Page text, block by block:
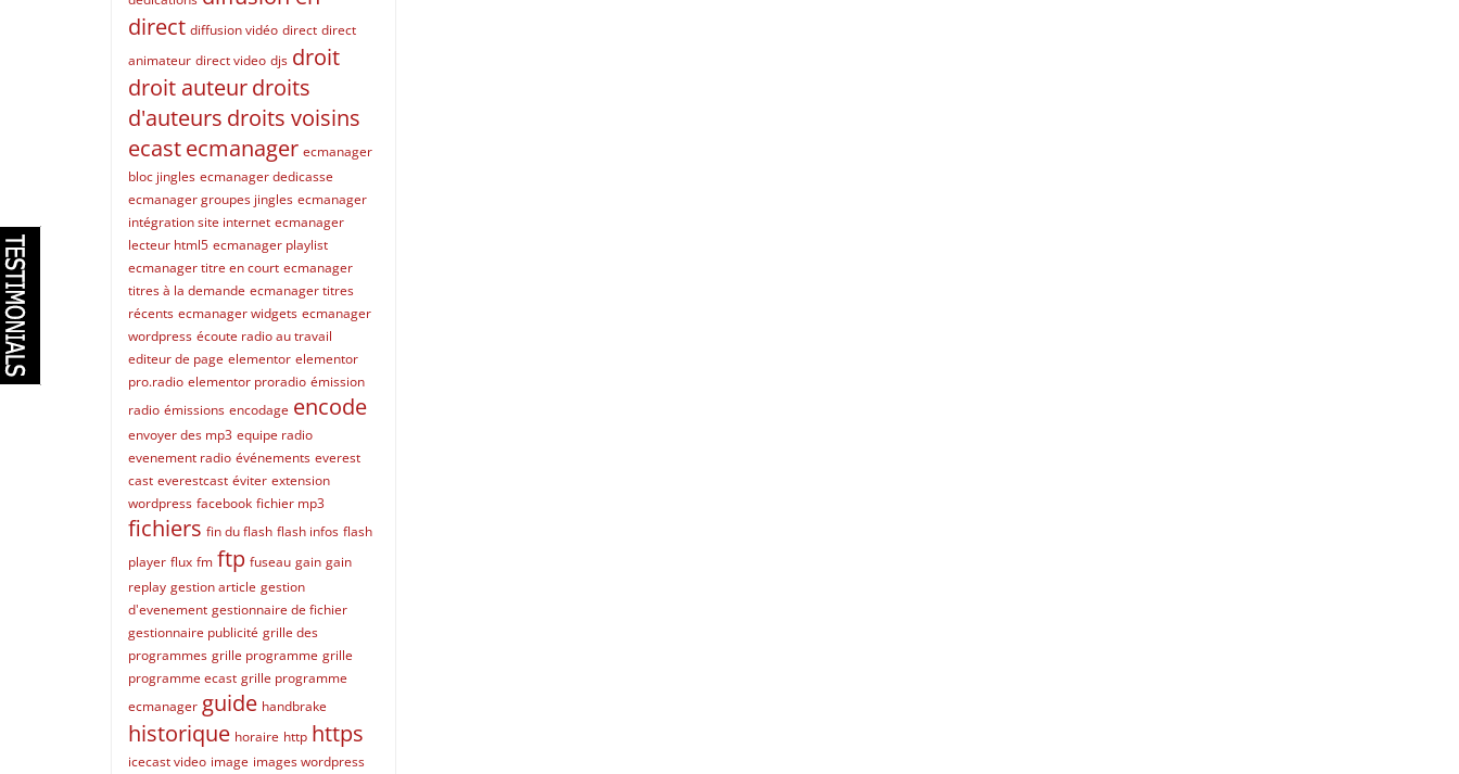
direct diffusion vidéo direct direct
animateur direct video djs droit
droit auteurdroits
d'auteurs droits voisins
ecastecmanager ecmanager
bloc jingles ecmanager dedicasse
ecmanager groupes jingles ecmanager
intégration site internet ecmanager
lecteur html5 ecmanager playlist
ecmanager titre en court ecmanager
titres à la demande ecmanager titres
récents ecmanager widgets ecmanager
wordpress écoute radio au travail
editeur de page elementor elementor
pro.radio elementor proradio émission
radio émissions encodage encode
envoyer des mp3 equipe radio
evenement radio événements everest
cast everestcast éviter extension
wordpress facebook fichier mp3
fichiers fin du flash flash infos flash
player flux fm ftp fuseau gain gain
replay gestion article gestion
d'evenement gestionnaire de fichier
gestionnaire publicité grille des
programmes grille programme grille
programme ecast grille programme
ecmanager guide handbrake
historique horaire http https
icecast video image images wordpress